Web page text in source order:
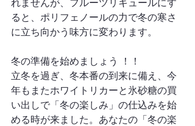
れませんが、フルーツリキュールにす
ると、ポリフェノールの力で冬の寒さ
に立ち向かう味方に変わります。
冬の準備を始めましょう ！！
立冬を過ぎ、冬本番の到来に備え、今
年もまたホワイトリカーと氷砂糖の買
い出しで「冬の楽しみ」の仕込みを始
める時が来ました。あなたの「冬の楽